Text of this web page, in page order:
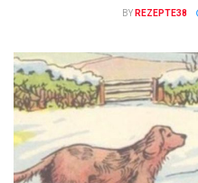
BY REZEPTE38